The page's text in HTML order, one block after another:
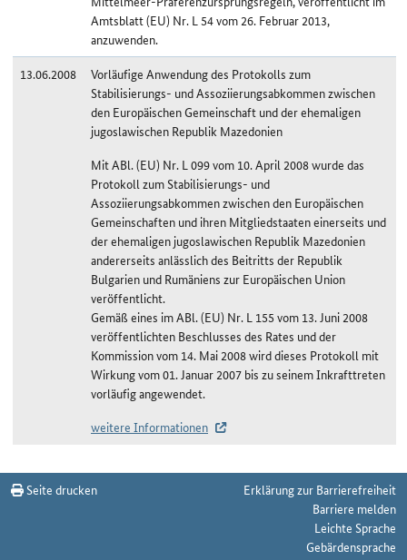
Amtsblatt (EU) Nr. L 54 vom 26. Februar 2013,
anzuwenden.
13.06.2008
Vorläufige Anwendung des Protokolls zum
Stabilisierungs- und Assoziierungsabkommen zwischen
den Europäischen Gemeinschaft und der ehemaligen
jugoslawischen Republik Mazedonien
Mit ABl. (EU) Nr. L 099 vom 10. April 2008 wurde das
Protokoll zum Stabilisierungs- und
Assoziierungsabkommen zwischen den Europäischen
Gemeinschaften und ihren Mitgliedstaaten einerseits und
der ehemaligen jugoslawischen Republik Mazedonien
andererseits anlässlich des Beitritts der Republik
Bulgarien und Rumäniens zur Europäischen Union
veröffentlicht.
Gemäß eines im ABl. (EU) Nr. L 155 vom 13. Juni 2008
veröffentlichten Beschlusses des Rates und der
Kommission vom 14. Mai 2008 wird dieses Protokoll mit
Wirkung vom 01. Januar 2007 bis zu seinem Inkrafttreten
vorläufig angewendet.
weitere Informationen
Seite drucken
Erklärung zur Barrierefreiheit
Barriere melden
Leichte Sprache
Gebärdensprache